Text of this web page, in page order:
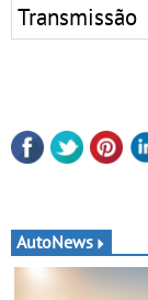
Transmissão
AutoNews